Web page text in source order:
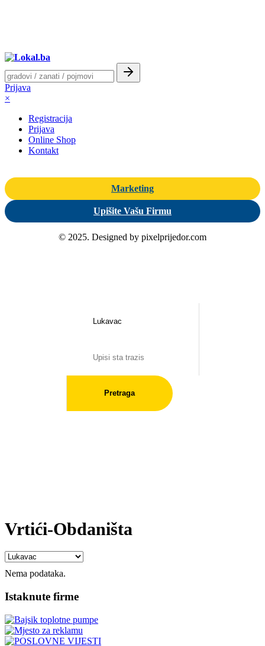
Prijava
×
Registracija
Prijava
Online Shop
Kontakt
Marketing
Upišite Vašu Firmu
© 2025. Designed by pixelprijedor.com
Pretraga
Vrtići-Obdaništa
Nema podataka.
Istaknute firme